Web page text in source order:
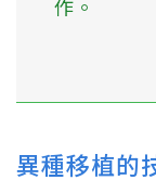
作。
異種移植的